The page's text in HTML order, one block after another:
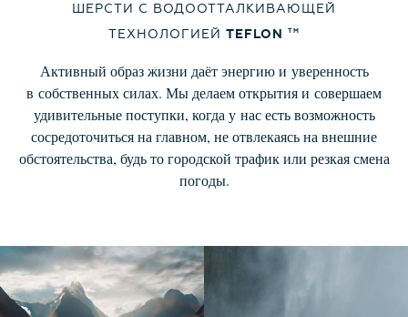
ШЕРСТИ С ВОДООТТАЛКИВАЮЩЕЙ
ТЕХНОЛОГИЕЙ TEFLON TM
Активный образ жизни даёт энергию и уверенность
в собственных силах. Мы делаем открытия и совершаем
удивительные поступки, когда у нас есть возможность
сосредоточиться на главном, не отвлекаясьна внешние
обстоятельства, будь то городской трафик или резкая смена
погоды.